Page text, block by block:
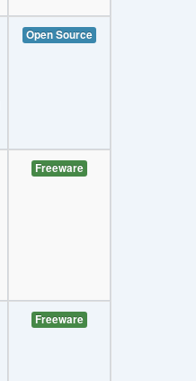
Open Source
Freeware
Freeware